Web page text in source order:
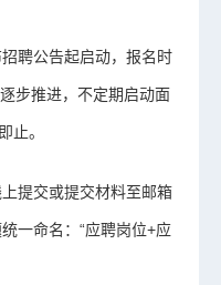
聘公告起启动，报名时
步推进，不定期启动面
止。
提交或提交材料至邮箱
一命名：“应聘岗位+应